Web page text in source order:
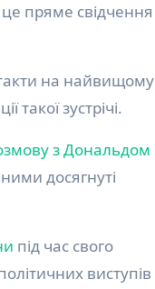
пряме свідчення
на найвищому
такої зустрічі.
з Дональдом
досягнуті
під час свого
виступів